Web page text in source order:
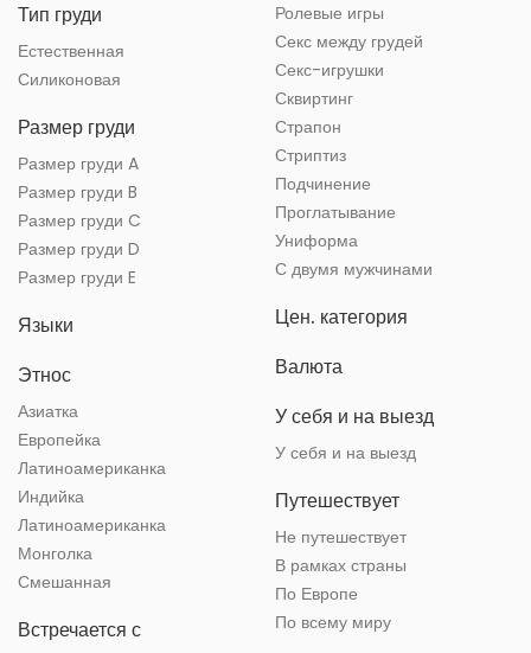
Тип груди
Естественная
Силиконовая
Размер груди
Размер груди A
Размер груди B
Размер груди C
Размер груди D
Размер груди E
Языки
Этнос
Азиатка
Европейка
Латиноамериканка
Индийка
Латиноамериканка
Монголка
Смешанная
Встречается с
Ролевые игры
Секс между грудей
Секс-игрушки
Сквиртинг
Страпон
Стриптиз
Подчинение
Проглатывание
Униформа
С двумя мужчинами
Цен. категория
Валюта
У себя и на выезд
У себя и на выезд
Путешествует
Не путешествует
В рамках страны
По Европе
По всему миру